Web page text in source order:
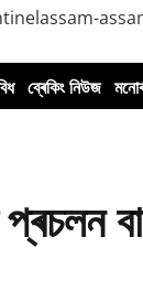
ব্ৰেকিং নিউজ